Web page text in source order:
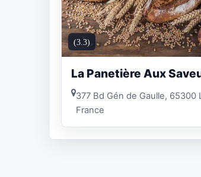
(3.3)
La Panetière Aux
377 Bd Gén de Gaulle, 65300
France